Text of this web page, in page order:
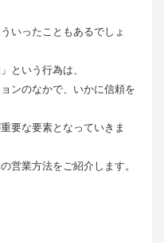
いったこともあるでしょ
という行為は、
ンのなかで、いかに信頼を
要な要素となっていきま
営業方法をご紹介します。